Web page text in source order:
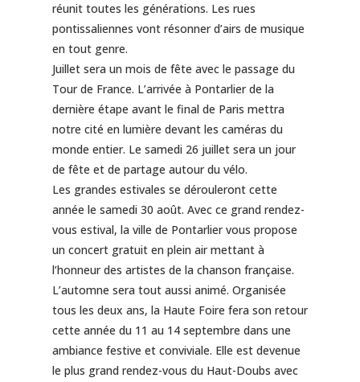
réunit toutes les générations. Les rues
pontissaliennes vont résonner d’airs de musique
en tout genre.
Juillet sera un mois de fête avec le passage du
Tour de France. L’arrivée à Pontarlier de la
dernière étape avant le final de Paris mettra
notre cité en lumière devant les caméras du
monde entier. Le samedi 26 juillet sera un jour
de fête et de partage autour du vélo.
Les grandes estivales se dérouleront cette
année le samedi 30 août. Avec ce grand rendez-
vous estival, la ville de Pontarlier vous propose
un concert gratuit en plein air mettant à
l’honneur des artistes de la chanson française.
L’automne sera tout aussi animé. Organisée
tous les deux ans, la Haute Foire fera son retour
cette année du 11 au 14 septembre dans une
ambiance festive et conviviale. Elle est devenue
le plus grand rendez-vous du Haut-Doubs avec